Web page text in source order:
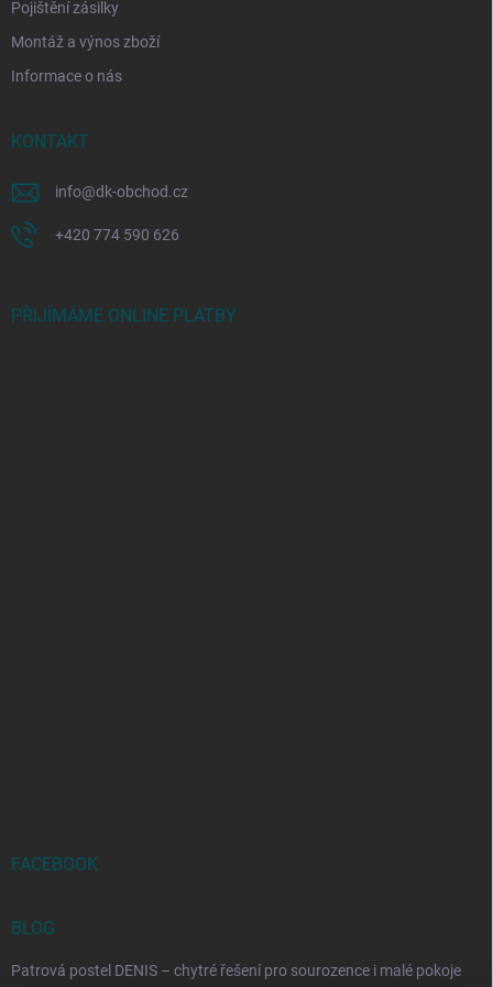
Pojištění zásilky
Montáž a výnos zboží
Informace o nás
KONTAKT
info@dk-obchod.cz
+420 774 590 626
PŘIJÍMÁME ONLINE PLATBY
FACEBOOK
BLOG
Patrová postel DENIS – chytré řešení pro sourozence i malé pokoje